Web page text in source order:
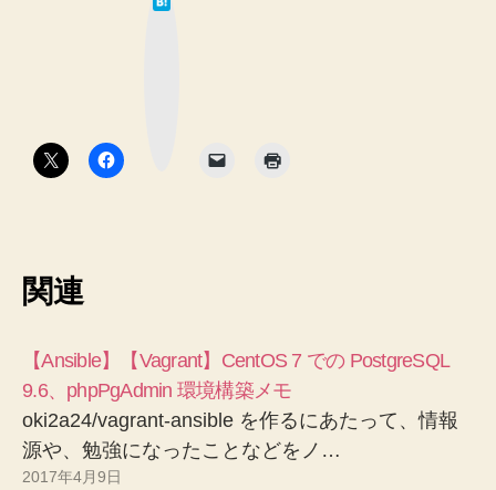
関連
【Ansible】【Vagrant】CentOS 7 での PostgreSQL
9.6、phpPgAdmin 環境構築メモ
oki2a24/vagrant-ansible を作るにあたって、情報
源や、勉強になったことなどをノ…
2017年4月9日